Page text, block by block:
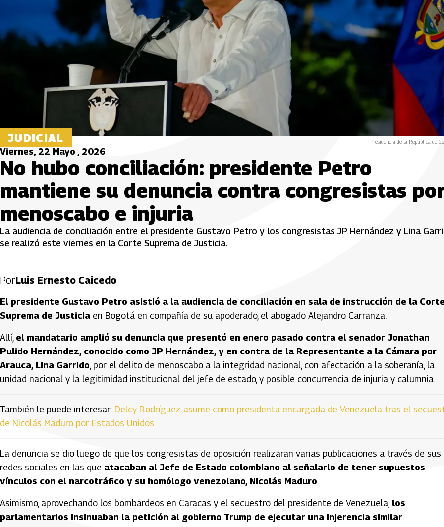
JUDICIAL Presidencia de la República de
Viernes, 22 Mayo , 2026
No hubo conciliación: presidente Petro
mantiene su denuncia contra congresistas
menoscabo e injuria
La audiencia de conciliación entre el presidente Gustavo Petro y los congresistas JP Hernández y Lina
se realizó este viernes en la Corte Suprema de Justicia.
PorLuis Ernesto Caicedo
El presidente Gustavo Petro asistió a la audiencia de conciliación en sala de instrucción de la Corte
Suprema de Justicia en Bogotá en compañía de su apoderado, el abogado Alejandro Carranza.
Allí, el mandatario amplió su denuncia que presentó en enero pasado contra el senador Jonathan
Pulido Hernández, conocido como JP Hernández, y en contra de la Representante a la Cámara por
Arauca, Lina Garrido , por el delito de menoscabo a la integridad nacional, con afectación a la soberanía, la
unidad nacional y la legitimidad institucional del jefe de estado, y posible concurrencia de injuria y calumnia.
También le puede interesar: Delcy Rodríguez asume como presidenta encargada de Venezuela tras el
de Nicolás Maduro por Estados Unidos
La denuncia se dio luego de que los congresistas de oposición realizaran varias publicaciones a través de sus
redes sociales en las que atacaban al Jefe de Estado colombiano al señalarlo de tener supuestos
vínculos con el narcotráfico y su homólogo venezolano, Nicolás Maduro.
Asimismo, aprovechando los bombardeos en Caracas y el secuestro del presidente de Venezuela, los
parlamentarios insinuaban la petición al gobierno Trump de ejecutar una injerencia similar.